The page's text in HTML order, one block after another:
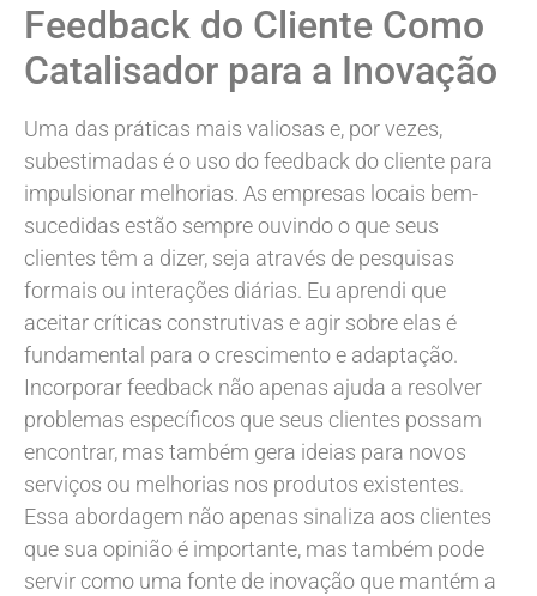
Feedback do Cliente Como
Catalisador para a Inovação
Uma das práticas mais valiosas e, por vezes,
subestimadas é o uso do feedback do cliente para
impulsionar melhorias. As empresas locais bem-
sucedidas estão sempre ouvindo o que seus
clientes têm a dizer, seja através de pesquisas
formais ou interações diárias. Eu aprendi que
aceitar críticas construtivas e agir sobre elas é
fundamental para o crescimento e adaptação.
Incorporar feedback não apenas ajuda a resolver
problemas específicos que seus clientes possam
encontrar, mas também gera ideias para novos
serviços ou melhorias nos produtos existentes.
Essa abordagem não apenas sinaliza aos clientes
que sua opinião é importante, mas também pode
servir como uma fonte de inovação que mantém a